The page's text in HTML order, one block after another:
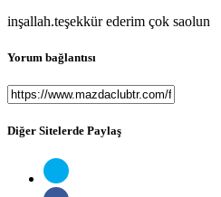
inşallah.teşekkür ederim çok saolun
Yorum bağlantısı
Diğer Sitelerde Paylaş